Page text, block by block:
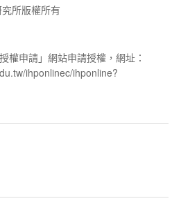
所版權所有
權申請」網站申請授權，網址：
ihponlinec/ihponline?